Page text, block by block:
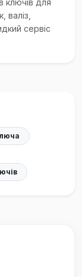
ключів для
валіз,
сервіс